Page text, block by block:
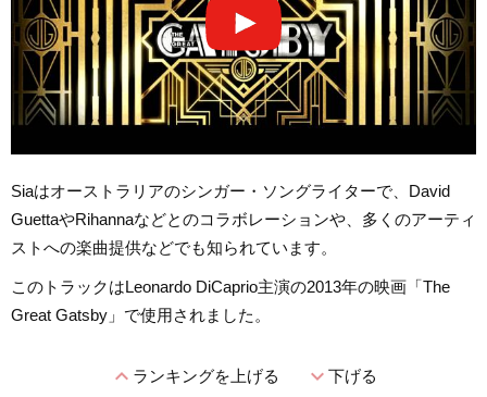
Siaはオーストラリアのシンガー・ソングライターで、David
GuettaやRihannaなどとのコラボレーションや、多くのアーティ
ストへの楽曲提供などでも知られています。
このトラックはLeonardo DiCaprio主演の2013年の映画「The
Great Gatsby」で使用されました。
expand_lessランキングを上げる expand_more下げる